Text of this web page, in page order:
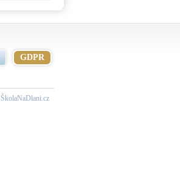
GDPR
ŠkolaNaDlani.cz